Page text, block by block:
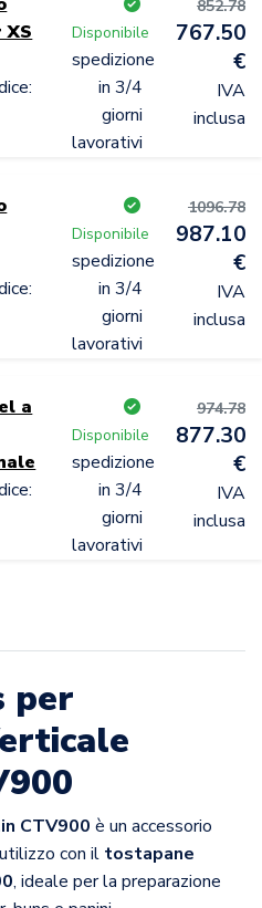
XS
Disponibile
spedizione
in 3/4
giorni
lavorativi
852.78
767.50
€
IVA
inclusa
Disponibile
spedizione
in 3/4
giorni
lavorativi
1096.78
987.10
€
IVA
inclusa
a
Disponibile
spedizione
in 3/4
giorni
lavorativi
974.78
877.30
€
IVA
inclusa
per
CTV900 è un accessorio
con il tostapane
, ideale per la preparazione